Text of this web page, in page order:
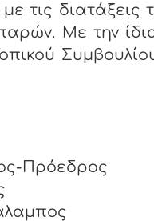
τις
Με την
Πρόεδρος